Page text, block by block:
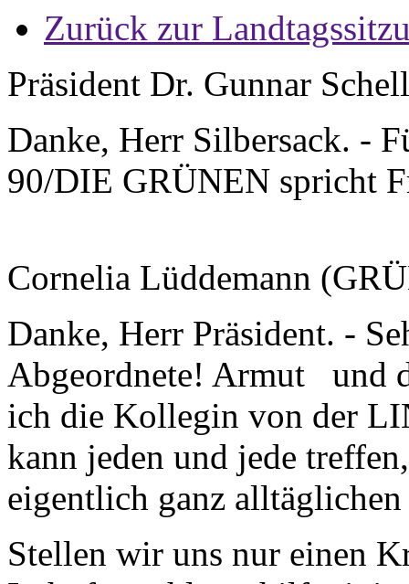
Zurück zur
Präsident Dr. Gunnar
Danke, Herr Silbersack. -
90/DIE GRÜNEN spricht
Cornelia Lüddemann
Danke, Herr Präsident. -
Abgeordnete! Armut und
ich die Kollegin von der
kann jeden und jede
eigentlich ganz
Stellen wir uns nur einen